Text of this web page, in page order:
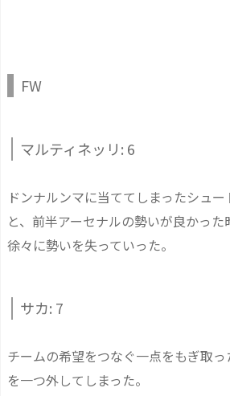
FW
マルティネッリ: 6
ドンナルンマに当ててしまったシュ
と、前半アーセナルの勢いが良かった
徐々に勢いを失っていった。
サカ: 7
チームの希望をつなぐ一点をもぎ取
を一つ外してしまった。